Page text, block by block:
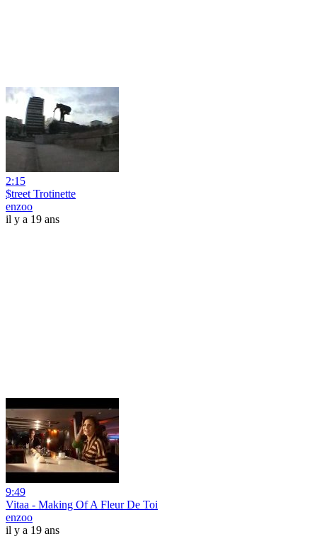
2:15
$treet Trotinette
enzoo
il y a 19 ans
9:49
Vitaa - Making Of A Fleur De Toi
enzoo
il y a 19 ans